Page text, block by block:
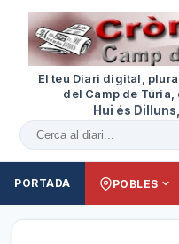
El teu Diari digital,
del Camp de Túria,
Hui és
Cercar al diari
PORTADA POBLES